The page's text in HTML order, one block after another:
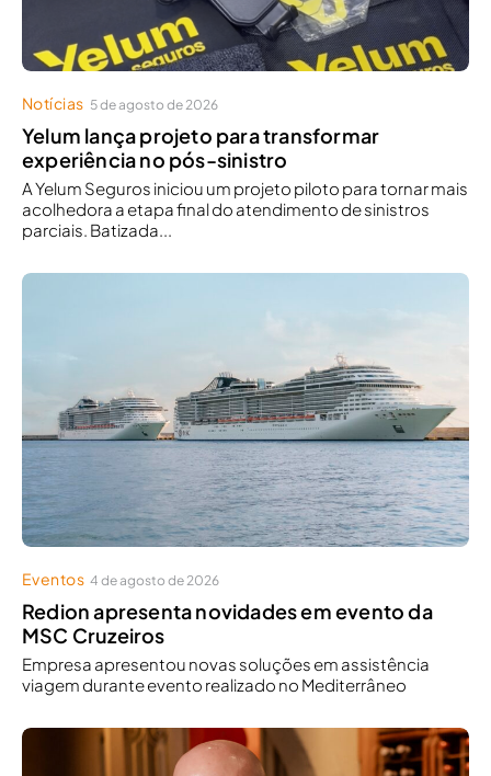
Notícias 5 de agosto de 2026
Yelum lança projeto para transformar
experiência no pós-sinistro
A Yelum Seguros iniciou um projeto piloto para tornar mais
acolhedora a etapa final do atendimento de sinistros
parciais. Batizada...
Eventos 4 de agosto de 2026
Redion apresenta novidades em evento da
MSC Cruzeiros
Empresa apresentou novas soluções em assistência
viagem durante evento realizado no Mediterrâneo